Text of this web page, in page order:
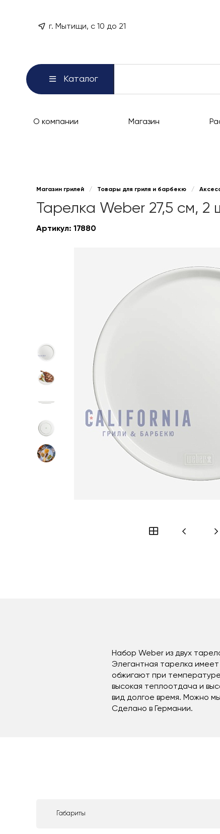
г. Мытищи, с 10 до 21
Каталог
О компании Магазин
Магазин грилей / Товары для гриля и барбекю /
Тарелка Weber 27,5 см, 2
Артикул: 17880
Набор Weber из двух
Элегантная тарелка
обжигают при
высокая теплоотдача и
вид долгое время. Можно
Сделано в Германии.
Габариты